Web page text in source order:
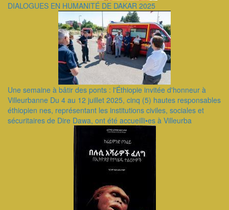
DIALOGUES EN HUMANITÉ DE DAKAR 2025
Une semaine à bâtir des ponts : l'Éthiopie invitée d'honneur à
Villeurbanne Du 4 au 12 juillet 2025, cinq (5) hautes responsables
éthiopien nes, représentant les institutions civiles, sociales et
sécuritaires de Dire Dawa, ont été accueilli•es à Villeurba